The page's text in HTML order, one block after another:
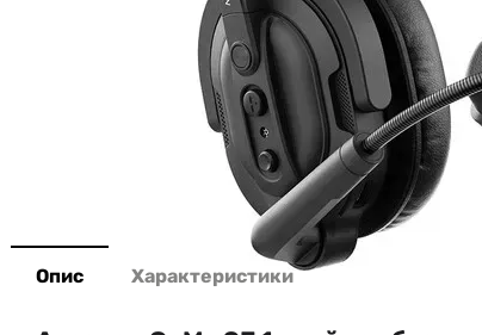
Опис Характеристики